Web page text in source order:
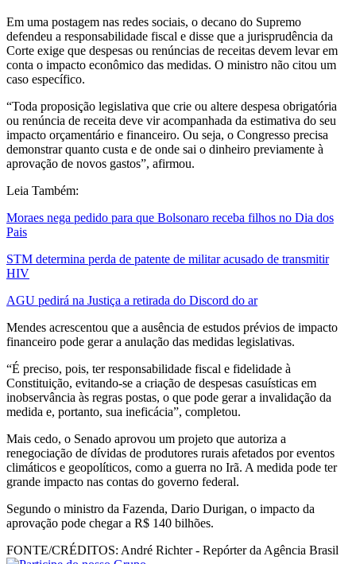
Em uma postagem nas redes sociais, o decano do Supremo
defendeu a responsabilidade fiscal e disse que a jurisprudência da
Corte exige que despesas ou renúncias de receitas devem levar em
conta o impacto econômico das medidas. O ministro não citou um
caso específico.
“Toda proposição legislativa que crie ou altere despesa obrigatória
ou renúncia de receita deve vir acompanhada da estimativa do seu
impacto orçamentário e financeiro. Ou seja, o Congresso precisa
demonstrar quanto custa e de onde sai o dinheiro previamente à
aprovação de novos gastos”, afirmou.
Leia Também:
Moraes nega pedido para que Bolsonaro receba filhos no Dia dos
Pais
STM determina perda de patente de militar acusado de transmitir
HIV
AGU pedirá na Justiça a retirada do Discord do ar
Mendes acrescentou que a ausência de estudos prévios de impacto
financeiro pode gerar a anulação das medidas legislativas.
“É preciso, pois, ter responsabilidade fiscal e fidelidade à
Constituição, evitando-se a criação de despesas casuísticas em
inobservância às regras postas, o que pode gerar a invalidação da
medida e, portanto, sua ineficácia”, completou.
Mais cedo, o Senado aprovou um projeto que autoriza a
renegociação de dívidas de produtores rurais afetados por eventos
climáticos e geopolíticos, como a guerra no Irã. A medida pode ter
grande impacto nas contas do governo federal.
Segundo o ministro da Fazenda, Dario Durigan, o impacto da
aprovação pode chegar a R$ 140 bilhões.
FONTE/CRÉDITOS: André Richter - Repórter da Agência Brasil